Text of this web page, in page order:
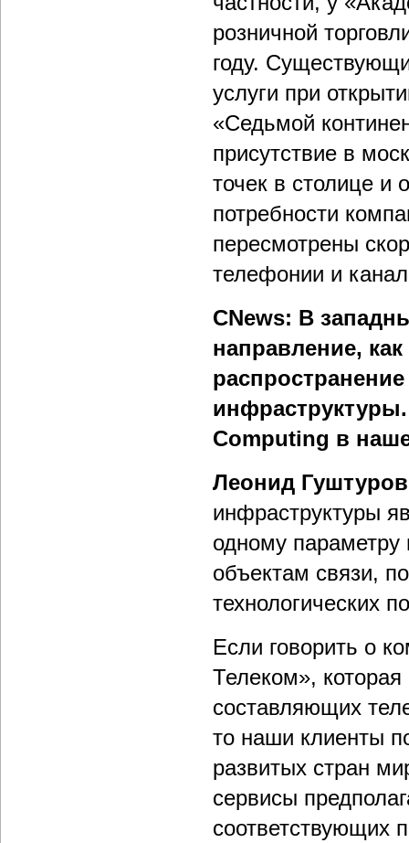
розничной
году.
услуги при
«Седьмой
присутствие в
точек в столице
потребности
пересмотрены
телефонии и
CNews: В
направление,
Computing в
Леонид Гуштуров
инфраструктуры
одному
объектам связи,
технологических
Если говорить о
Телеком»,
составляющих
то наши клиенты
развитых стран
сервисы
соответствующих